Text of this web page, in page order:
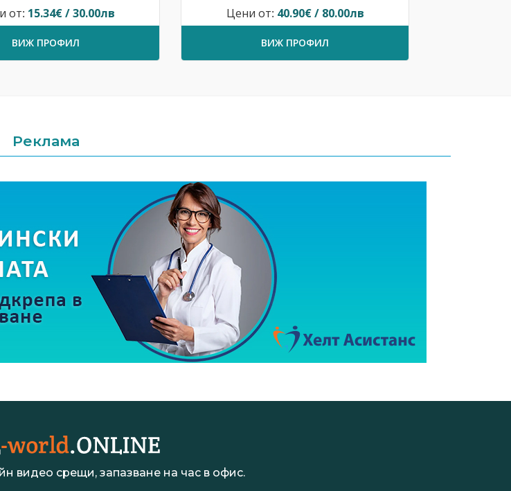
от: 15.34€ / 30.00лв
ВИЖ ПРОФИЛ
Цени от: 40.90€ / 80.00лв
ВИЖ ПРОФИЛ
Реклама
видео срещи, запазване на час в офис.